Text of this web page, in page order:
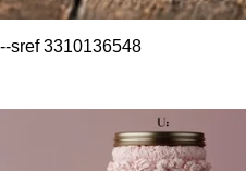
--sref 3310136548